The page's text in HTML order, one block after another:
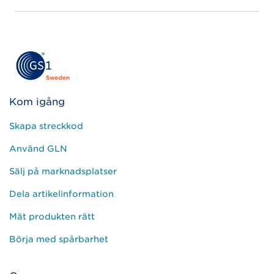
Kom igång
Skapa streckkod
Använd GLN
Sälj på marknadsplatser
Dela artikelinformation
Mät produkten rätt
Börja med spårbarhet